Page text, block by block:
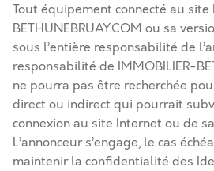
Tout équipement connecté au site
BETHUNEBRUAY.COM ou sa
sous l’entière responsabilité de
responsabilité de IMMOBILIER-
ne pourra pas être recherchée
direct ou indirect qui pourrait
connexion au site Internet ou de
L’annonceur s’engage, le cas
maintenir la confidentialité des